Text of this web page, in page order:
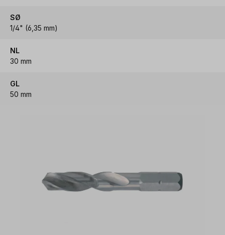
SØ
1/4" (6,35 mm)
NL
30 mm
GL
50 mm